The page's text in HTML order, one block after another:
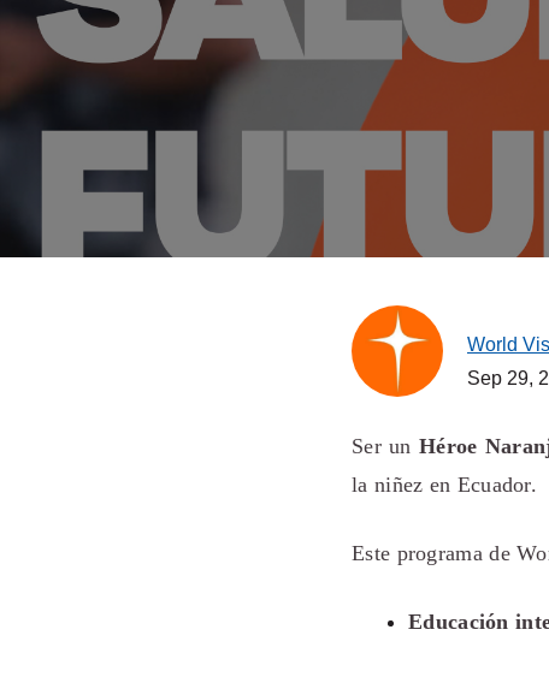
World
Sep 29,
Ser un Héroe
la niñez en Ecuador.
Este programa de
Educación